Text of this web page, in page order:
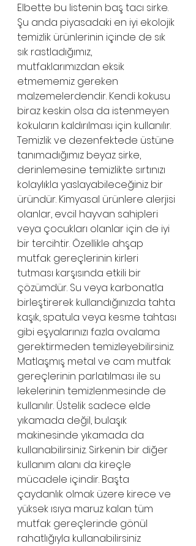
Elbette bu listenin baş tacı sirke.
Şu anda piyasadaki en iyi ekolojik
temizlik ürünlerinin içinde de sık
sık rastladığımız,
mutfaklarımızdan eksik
etmememiz gereken
malzemelerdendir. Kendi kokusu
biraz keskin olsa da istenmeyen
kokuların kaldırılması için kullanılır.
Temizlik ve dezenfektede üstüne
tanımadığımız beyaz sirke,
derinlemesine temizlikte sırtınızı
kolaylıkla yaslayabileceğiniz bir
üründür. Kimyasal ürünlere alerjisi
olanlar, evcil hayvan sahipleri
veya çocukları olanlar için de iyi
bir tercihtir. Özellikle ahşap
mutfak gereçlerinin kirleri
tutması karşısında etkili bir
çözümdür. Su veya karbonatla
birleştirerek kullandığınızda tahta
kaşık, spatula veya kesme tahtası
gibi eşyalarınızı fazla ovalama
gerektirmeden temizleyebilirsiniz.
Matlaşmış metal ve cam mutfak
gereçlerinin parlatılması ile su
lekelerinin temizlenmesinde de
kullanılır. Üstelik sadece elde
yıkamada değil, bulaşık
makinesinde yıkamada da
kullanabilirsiniz. Sirkenin bir diğer
kullanım alanı da kireçle
mücadele içindir. Başta
çaydanlık olmak üzere kirece ve
yüksek ısıya maruz kalan tüm
mutfak gereçlerinde gönül
rahatlığıyla kullanabilirsiniz